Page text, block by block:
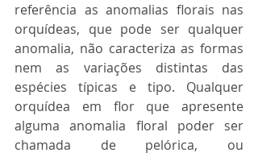
referência as anomalias florais nas
orquídeas, que pode ser qualquer
anomalia, não caracteriza as formas
nem as variações distintas das
espécies típicas e tipo. Qualquer
orquídea em flor que apresente
alguma anomalia floral poder ser
chamada de pelórica, ou